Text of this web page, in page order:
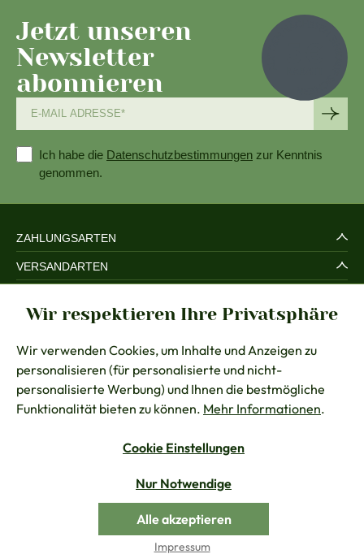
Jetzt unseren
Newsletter
abonnieren
Ich habe die Datenschutzbestimmungen zur Kenntnis
genommen.
ZAHLUNGSARTEN
VERSANDARTEN
RECHTLICHES
BERATUNG
KONTAKT
Vertrag widerrufen
Alle Preise inkl. gesetzl. Mehrwertsteuer zzgl.
© Chiemseer Dirndl & Tracht
Wir respektieren Ihre Privatsphäre
Wir verwenden Cookies, um Inhalte und Anzeigen zu
personalisieren (für personalisierte und nicht-
personalisierte Werbung) und Ihnen die bestmögliche
Funktionalität bieten zu können. Mehr Informationen.
Cookie Einstellungen
Nur Notwendige
Alle akzeptieren
Impressum